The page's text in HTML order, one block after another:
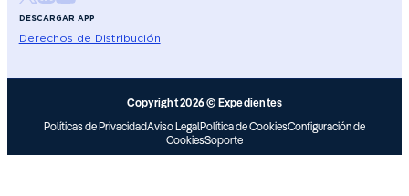
DESCARGAR APP
Derechos de Distribución
Copyright 2026 © Expedientes
Políticas de PrivacidadAviso LegalPolítica de CookiesConfiguración de
CookiesSoporte